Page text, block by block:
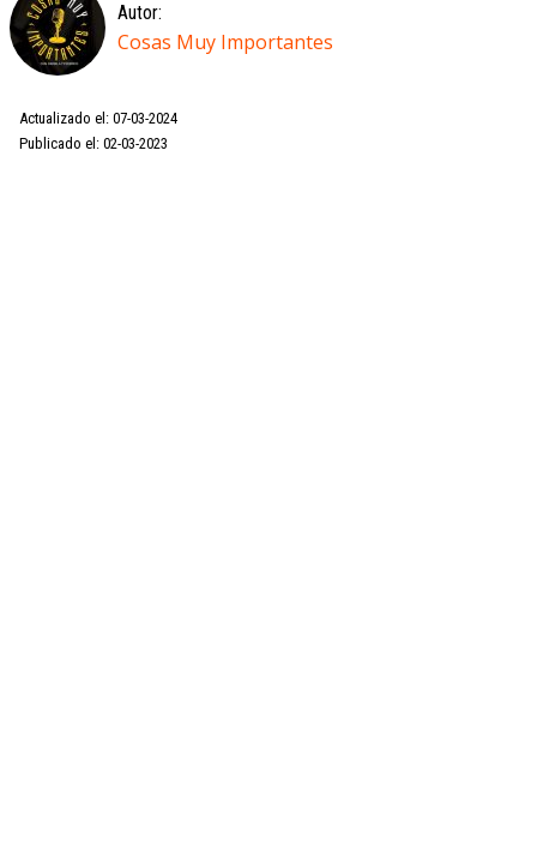
Autor:
Cosas Muy Importantes
Actualizado el: 07-03-2024
Publicado el: 02-03-2023